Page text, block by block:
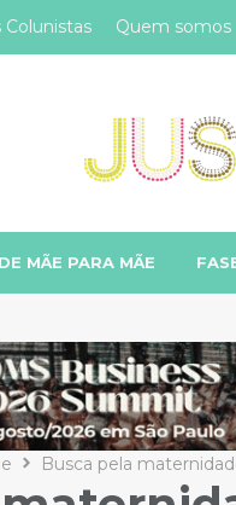
Colunistas Quem somos
DE MÃE PARA MÃE
Busca pela